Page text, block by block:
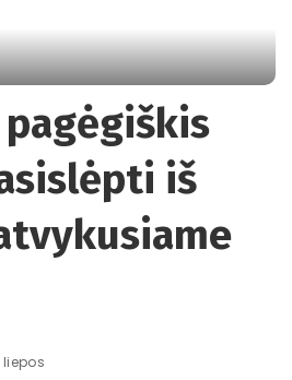
iš
liepos